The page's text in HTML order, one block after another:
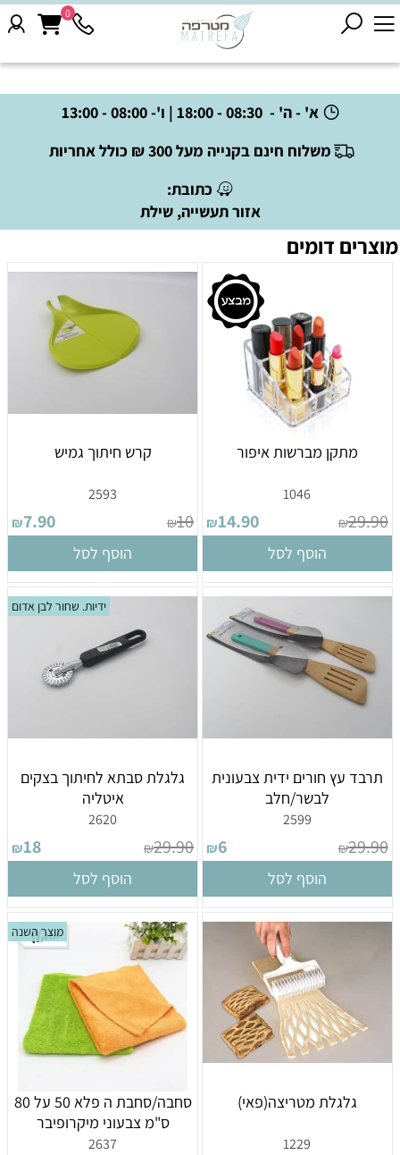
א' - ה' - 08:30 - 18:00 | ו'- 08:00 - 13:00
משלוח חינם בקנייה מעל 300 ₪ כולל אחריות
כתובת:
אזור תעשייה, שילת
0
מוצרים דומים
מתקן מברשות איפור
1046
₪29.90
₪14.90
הוסף לסל
קרש חיתוך גמיש
2593
₪10
₪7.90
הוסף לסל
תרבד עץ חורים ידית צבעונית
לבשר/חלב
2599
₪29.90
₪6
הוסף לסל
ידיות. שחור לבן אדום
גלגלת סבתא לחיתוך בצקים
איטליה
2620
₪29.90
₪18
הוסף לסל
גלגלת מטריצה(פאי)
1229
מוצר השנה
סחבה/סחבת ה פלא 50 על 80
ס"מ צבעוני מיקרופיבר
2637